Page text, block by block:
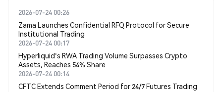
2026-07-24 00:26
Zama Launches Confidential RFQ Protocol for Secure
Institutional Trading
2026-07-24 00:17
Hyperliquid's RWA Trading Volume Surpasses Crypto
Assets, Reaches 54% Share
2026-07-24 00:14
CFTC Extends Comment Period for 24/7 Futures Trading